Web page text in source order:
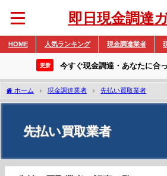
即日現金調達
HOME 人気ランキング 現金調達業者
更新 今すぐ現金調達・あなたに合
ホーム 現金調達業者 先払い買取業者
先払い買取業者